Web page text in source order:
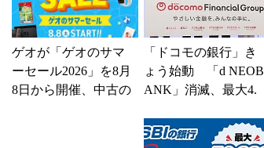
ゲオが「ゲオのサマ
ーセール2026」を8月
8日から開催、中古の
「ドコモの銀行」き
ょう始動 「d NEOB
ANK」消滅、最大4.
解説